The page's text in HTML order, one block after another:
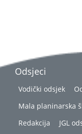
Odsjeci
Vodički odsjek
Mala planinarska
Redakcija
JGL